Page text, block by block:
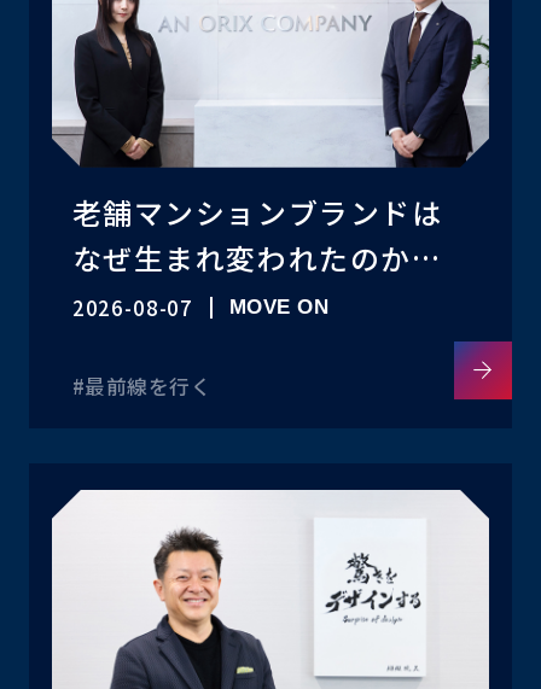
老舗マンションブランドは
なぜ生まれ変われたのか
──大京流リブランドの進
2026-08-07 MOVE ON
#最前線を行く